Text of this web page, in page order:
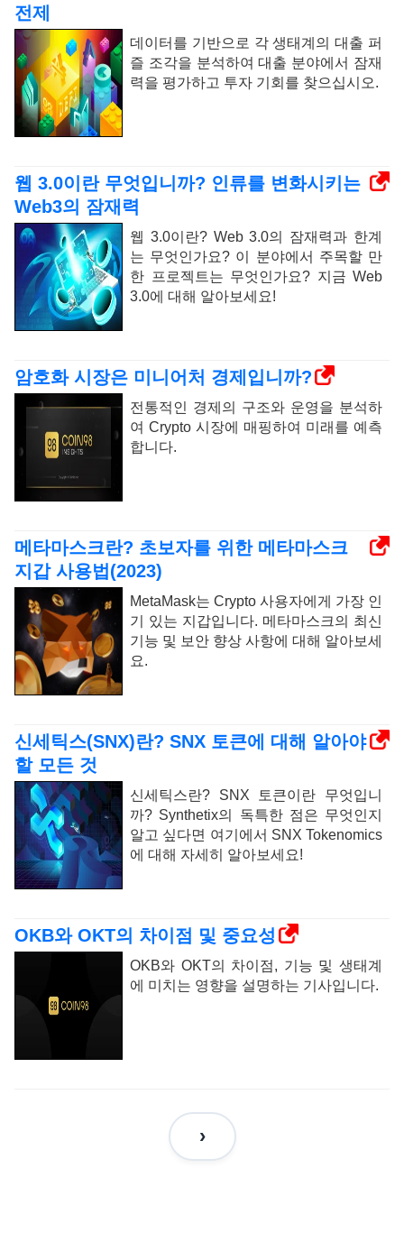
전제
데이터를 기반으로 각 생태계의 대출 퍼
즐 조각을 분석하여 대출 분야에서 잠재
력을 평가하고 투자 기회를 찾으십시오.
웹 3.0이란 무엇입니까? 인류를 변화시키는
Web3의 잠재력
웹 3.0이란? Web 3.0의 잠재력과 한계
는 무엇인가요? 이 분야에서 주목할 만
한 프로젝트는 무엇인가요? 지금 Web
3.0에 대해 알아보세요!
암호화 시장은 미니어처 경제입니까?
전통적인 경제의 구조와 운영을 분석하
여 Crypto 시장에 매핑하여 미래를 예측
합니다.
메타마스크란? 초보자를 위한 메타마스크
지갑 사용법(2023)
MetaMask는 Crypto 사용자에게 가장 인
기 있는 지갑입니다. 메타마스크의 최신
기능 및 보안 향상 사항에 대해 알아보세
요.
신세틱스(SNX)란? SNX 토큰에 대해 알아야
할 모든 것
신세틱스란? SNX 토큰이란 무엇입니
까? Synthetix의 독특한 점은 무엇인지
알고 싶다면 여기에서 SNX Tokenomics
에 대해 자세히 알아보세요!
OKB와 OKT의 차이점 및 중요성
OKB와 OKT의 차이점, 기능 및 생태계
에 미치는 영향을 설명하는 기사입니다.